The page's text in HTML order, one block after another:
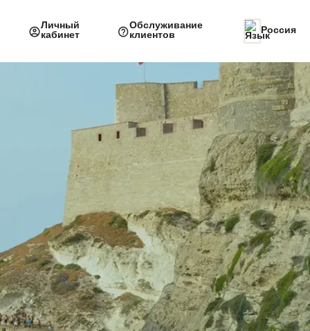
Личный
кабинет
Обслуживание
клиентов
Россия